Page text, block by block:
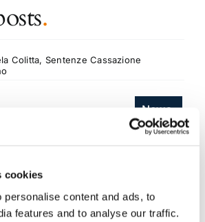
cookies
personalise content and ads, to
features and to analyse our traffic.
.
Colitta, Sentenze Cassazione
News.